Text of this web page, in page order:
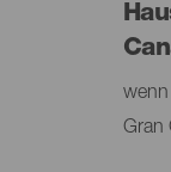
wenn
Gran